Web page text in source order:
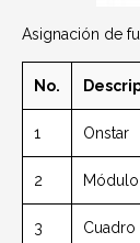
Asignación de
No.
1 Onstar
2
3